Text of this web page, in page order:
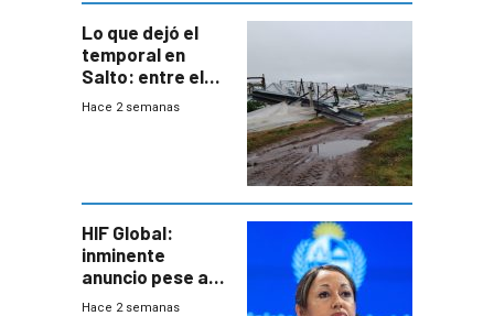
Lo que dejó el
temporal en
Salto: entre el
impacto
Hace 2 semanas
HIF Global:
inminente
anuncio pese a
declaración de
Hace 2 semanas